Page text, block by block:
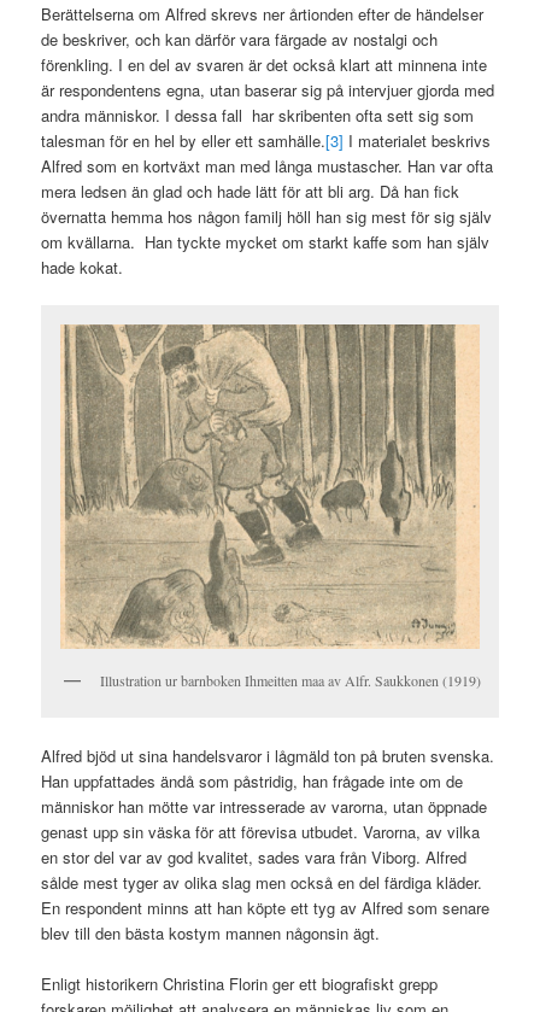
Berättelserna om Alfred skrevs ner årtionden efter de händelser
de beskriver, och kan därför vara färgade av nostalgi och
förenkling. I en del av svaren är det också klart att minnena inte
är respondentens egna, utan baserar sig på intervjuer gjorda med
andra människor. I dessa fall har skribenten ofta sett sig som
talesman för en hel by eller ett samhälle.[3] I materialet beskrivs
Alfred som en kortväxt man med långa mustascher. Han var ofta
mera ledsen än glad och hade lätt för att bli arg. Då han fick
övernatta hemma hos någon familj höll han sig mest för sig själv
om kvällarna. Han tyckte mycket om starkt kaffe som han själv
hade kokat.
Illustration ur barnboken Ihmeitten maa av Alfr. Saukkonen (1919)
Alfred bjöd ut sina handelsvaror i lågmäld ton på bruten svenska.
Han uppfattades ändå som påstridig, han frågade inte om de
människor han mötte var intresserade av varorna, utan öppnade
genast upp sin väska för att förevisa utbudet. Varorna, av vilka
en stor del var av god kvalitet, sades vara från Viborg. Alfred
sålde mest tyger av olika slag men också en del färdiga kläder.
En respondent minns att han köpte ett tyg av Alfred som senare
blev till den bästa kostym mannen någonsin ägt.
Enligt historikern Christina Florin ger ett biografiskt grepp